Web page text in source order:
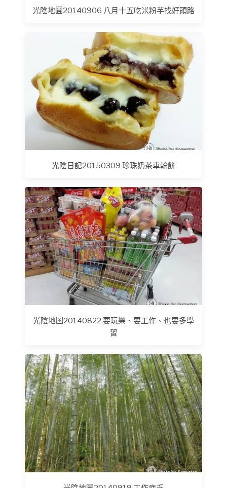
光陰地圖20140906 八月十五吃米粉芋找好頭路
光陰日記20150309 珍珠奶茶車輪餅
光陰地圖20140822 要玩樂、要工作、也要多學
習